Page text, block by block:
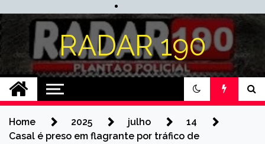
RADAR 190
Home 2025 julho
14
Casal é preso em flagrante por tráfico de